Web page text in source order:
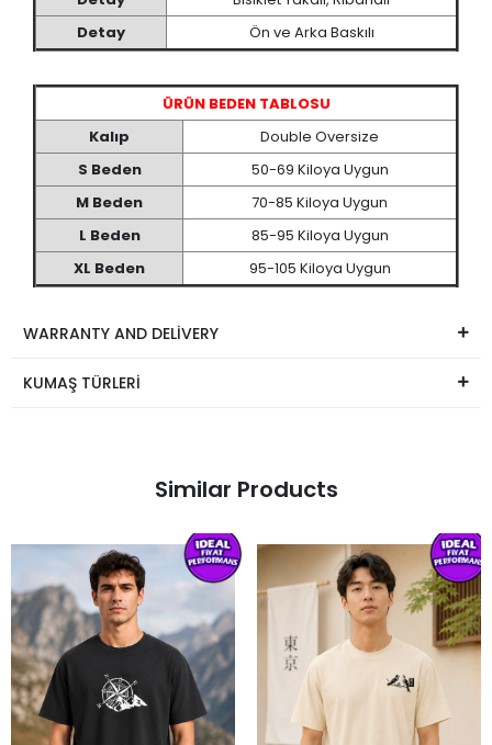
Detay
Ön ve Arka Baskılı
ÜRÜN BEDEN TABLOSU
Kalıp
Double Oversize
S Beden
50-69 Kiloya Uygun
M Beden
70-85 Kiloya Uygun
L Beden
85-95 Kiloya Uygun
XL Beden
95-105 Kiloya Uygun
WARRANTY AND DELİVERY
KUMAŞ TÜRLERİ
Similar Products